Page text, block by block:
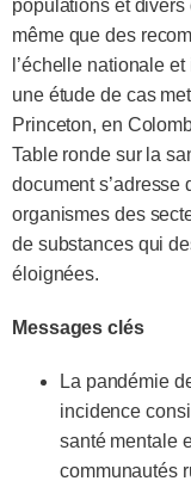
populations et
même que des
l’échelle nationale
une étude de cas
Princeton, en
Table ronde sur la
document s’adresse
organismes des
de substances qui
éloignées.
Messages clés
La pandémie
incidence
santé mentale
communautés